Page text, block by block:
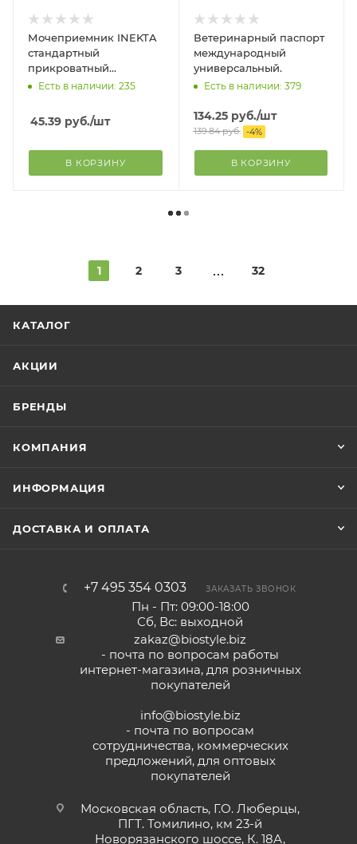
Мочеприемник INEKTA
стандартный
прикроватный
стерильный 1 л
Есть в наличии: 235
45.39 руб./шт
В КОРЗИНУ
Ветеринарный паспорт
международный
универсальный.
Есть в наличии: 379
134.25руб./шт
139.84руб. -4%
В КОРЗИНУ
1 2 3 32
КАТАЛОГ
АКЦИИ
БРЕНДЫ
КОМПАНИЯ
ИНФОРМАЦИЯ
ДОСТАВКА И ОПЛАТА
+7 495 354 0303 ЗАКАЗАТЬ ЗВОНОК
Пн - Пт: 09:00-18:00
Сб, Вс: выходной
zakaz@biostyle.biz
- почта по вопросам работы
интернет-магазина, для розничных
покупателей
info@biostyle.biz
- почта по вопросам
сотрудничества, коммерческих
предложений, для оптовых
покупателей
Московская область, Г.О. Люберцы,
ПГТ. Томилино, км 23-й
Новорязанского шоссе, К. 18А,